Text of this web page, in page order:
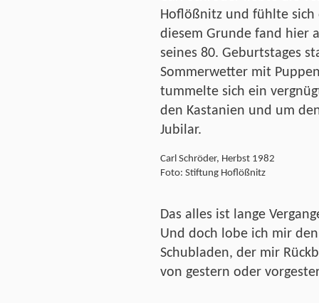
Hoflößnitz und fühlte
diesem Grunde fand hier
seines 80. Geburtstages
Sommerwetter mit
tummelte sich ein
den Kastanien und um
Jubilar.
Carl Schröder, Herbst 1982
Foto: Stiftung Hoflößnitz
Das alles ist lange
Und doch lobe ich mir
Schubladen, der mir
von gestern oder